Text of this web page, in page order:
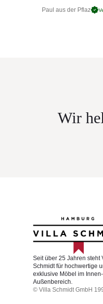
Paul aus der Pflaz
Wir
Seit über 25 Jahren steht
Schmidt für hochwertige
exklusive Möbel im
Außenbereich.
© Villa Schmidt GmbH